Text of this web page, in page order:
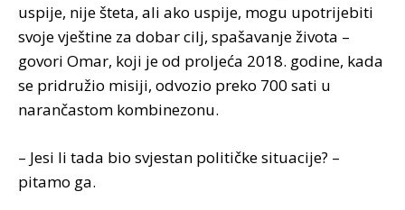
uspije, nije šteta, ali ako uspije, mogu upotrijebiti
svoje vještine za dobar cilj, spašavanje života –
govori Omar, koji je od proljeća 2018. godine, kada
se pridružio misiji, odvozio preko 700 sati u
narančastom kombinezonu.
– Jesi li tada bio svjestan političke situacije? –
pitamo ga.